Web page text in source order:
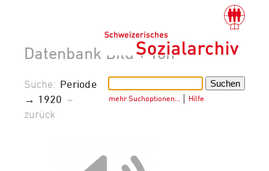
Datenbank Bild + Ton
mehr Suchoptionen… Hilfe
Suche: Periode
→ 1920 –
zurück